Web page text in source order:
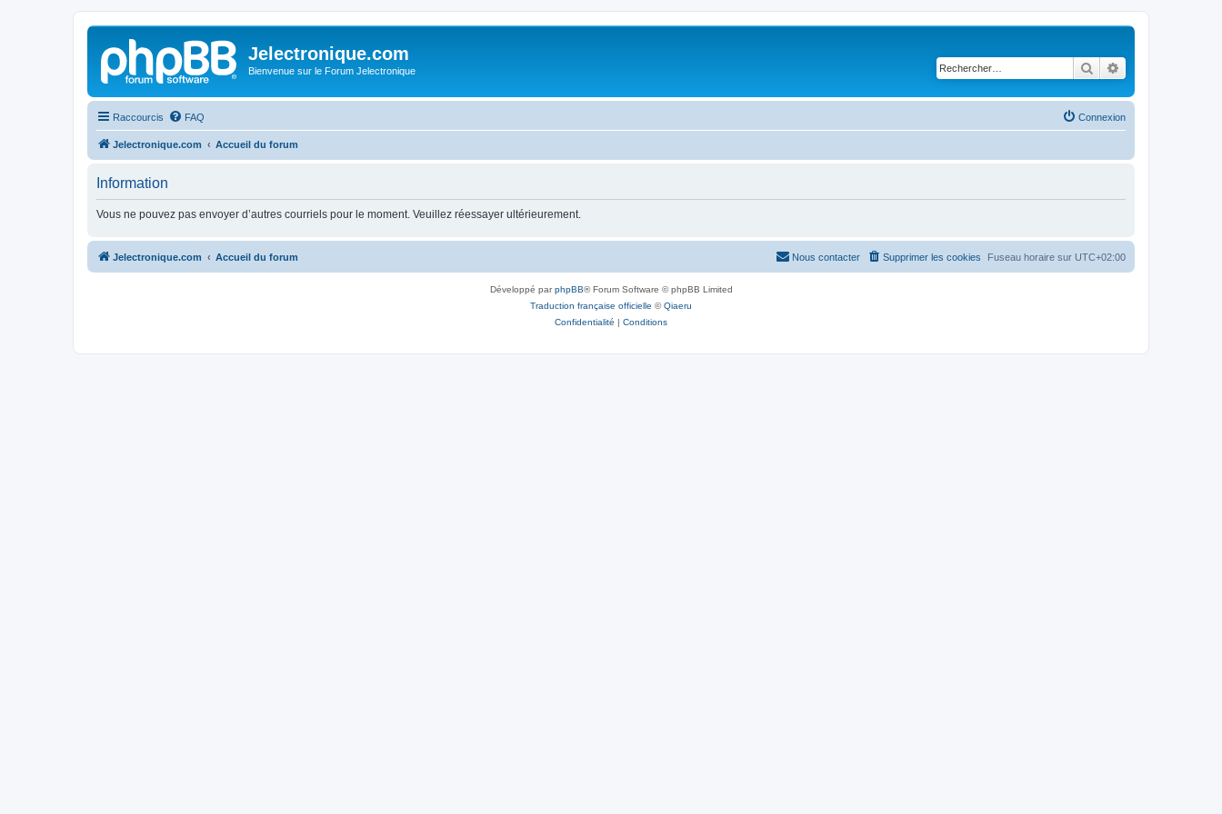
Jelectronique.com
Bienvenue sur le Forum Jelectronique Rechercher
Raccourcis FAQ Connexion
Jelectronique.com Accueil du forum
Information
Vous ne pouvez pas envoyer d’autres courriels pour le moment. Veuillez réessayer ultérieurement.
Jelectronique.com Accueil du forum Fuseau horaire sur UTC+02:00
Supprimer les cookies
Nous contacter
Développé parphpBB® Forum Software © phpBB Limited
Traduction française officielle ©Qiaeru
Confidentialité | Conditions